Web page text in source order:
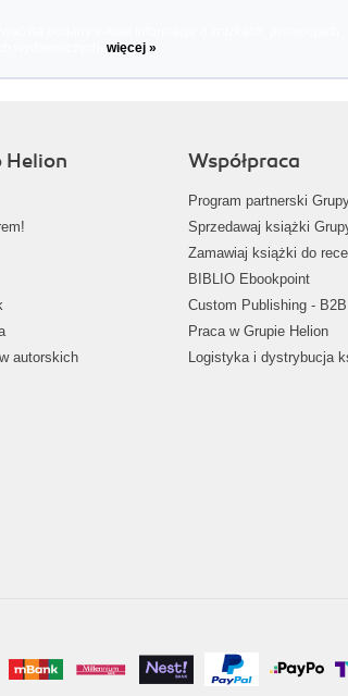
więcej »
autorskich
Współpraca
Program partnerski
Sprzedawaj książki
Zamawiaj książki do
BIBLIO Ebookpoint
Custom Publishing - B2B
Praca w Grupie Helion
Logistyka i dystrybucja